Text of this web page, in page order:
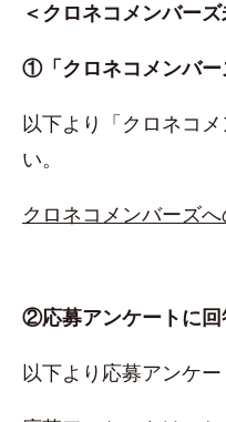
＜クロネコメンバー
①「クロネコメンバー
以下より「クロネコ
い。
クロネコメンバーズ
②応募アンケートに回
以下より応募アンケー